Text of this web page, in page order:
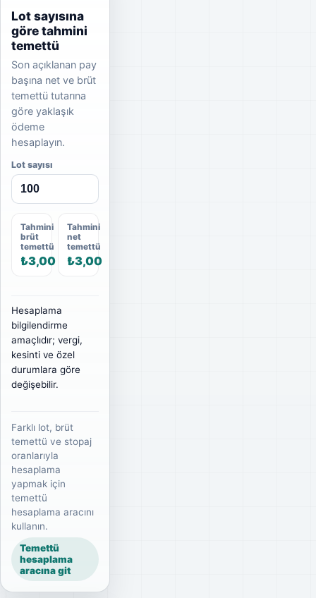
Lot sayısına
göre tahmini
temettü
Son açıklanan pay
başına net ve brüt
temettü tutarına
göre yaklaşık
ödeme
hesaplayın.
Lot sayısı
Tahmini
brüt
temettü
₺3,00
Tahmini
net
temettü
₺3,00
Hesaplama
bilgilendirme
amaçlıdır; vergi,
kesinti ve özel
durumlara göre
değişebilir.
Farklı lot, brüt
temettü ve stopaj
oranlarıyla
hesaplama
yapmak için
temettü
hesaplama aracını
kullanın.
Temettü
hesaplama
aracına git